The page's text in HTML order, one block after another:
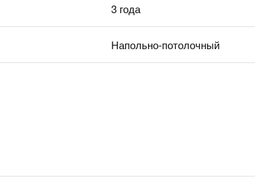
3 года
Напольно-потолочный